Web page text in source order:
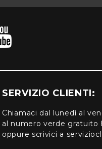
SERVIZIO CLIENTI:
Chiamaci dal lunedì al
al numero verde gratuito
oppure scrivici a